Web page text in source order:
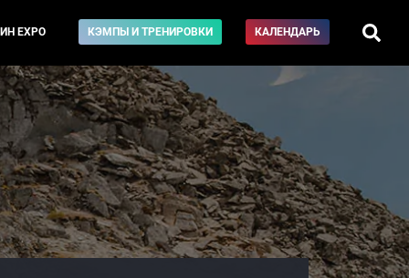
EXPO КЭМПЫ И ТРЕНИРОВКИ КАЛЕНДАРЬ